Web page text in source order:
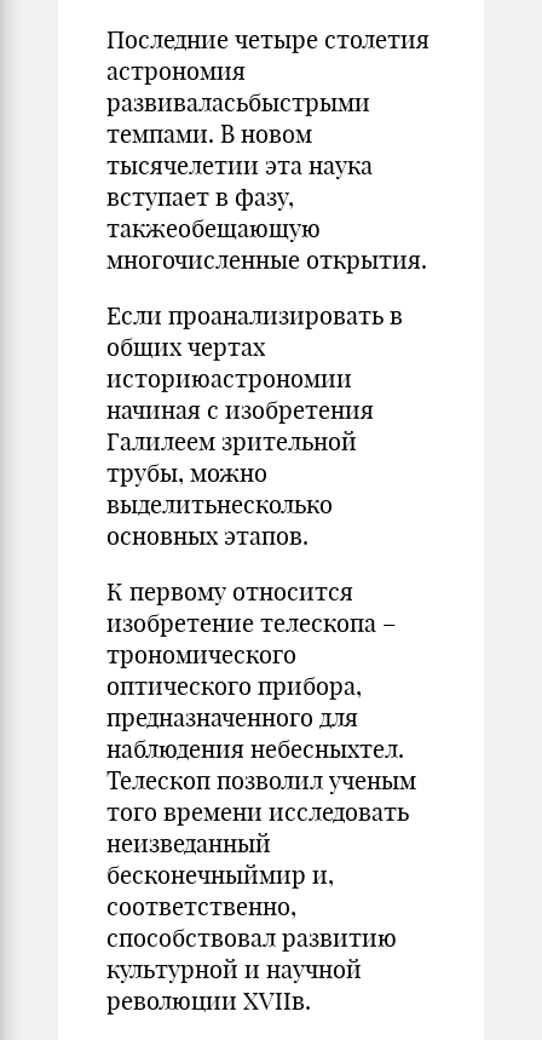
Последние четыре столетия
астрономия
развиваласьбыстрыми
темпами. В новом
тысячелетии эта наука
вступает в фазу,
такжеобещающую
многочисленные открытия.
Если проанализировать в
общих чертах
историюастрономии
начиная с изобретения
Галилеем зрительной
трубы, можно
выделитьнесколько
основных этапов.
К первому относится
изобретение телескопа –
трономического
оптического прибора,
предназначенного для
наблюдения небесныхтел.
Телескоп позволил ученым
того времени исследовать
неизведанный
бесконечныймир и,
соответственно,
способствовал развитию
культурной и научной
революции XVIIв.